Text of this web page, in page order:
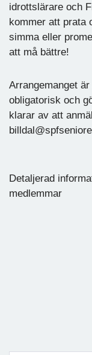
idrottslärare och
kommer att prata
simma eller
att må bättre!
Arrangemanget
obligatorisk och
klarar av att
Detaljerad
medlemmar